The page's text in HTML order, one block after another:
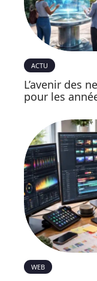
ACTU
L’avenir des
pour les
WEB